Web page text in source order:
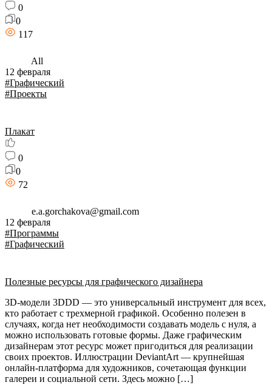
0
0
117
All
12 февраля
#Графический
#Проекты
Плакат
0
0
72
e.a.gorchakova@gmail.com
12 февраля
#Программы
#Графический
Полезные ресурсы для графического дизайнера
3D-модели 3DDD — это универсальный инструмент для всех,
кто работает с трехмерной графикой. Особенно полезен в
случаях, когда нет необходимости создавать модель с нуля, а
можно использовать готовые формы. Даже графическим
дизайнерам этот ресурс может пригодиться для реализации
своих проектов. Иллюстрации DeviantArt — крупнейшая
онлайн-платформа для художников, сочетающая функции
галереи и социальной сети. Здесь можно […]